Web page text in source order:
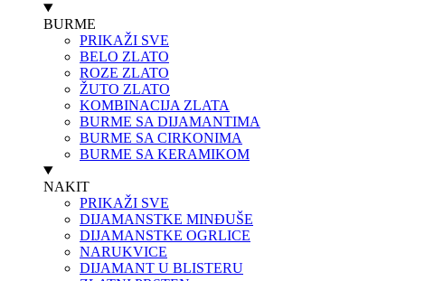
BURME
PRIKAŽI SVE
BELO ZLATO
ROZE ZLATO
ŽUTO ZLATO
KOMBINACIJA ZLATA
BURME SA DIJAMANTIMA
BURME SA CIRKONIMA
BURME SA KERAMIKOM
NAKIT
PRIKAŽI SVE
DIJAMANSTKE MINĐUŠE
DIJAMANSTKE OGRLICE
NARUKVICE
DIJAMANT U BLISTERU